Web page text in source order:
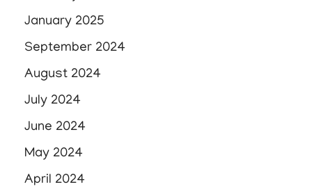
January 2025
September 2024
August 2024
July 2024
June 2024
May 2024
April 2024